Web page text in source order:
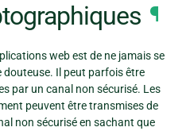
¶
web est de ne jamais se
douteuse. Il peut parfois être
par un canal non sécurisé. Les
peuvent être transmises de
non sécurisé en sachant que